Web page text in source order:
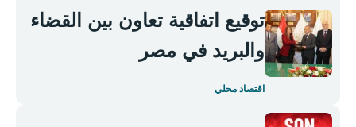
توقيع اتفاقية تعاون بين القضاء
والبريد في مصر
اقتصاد محلي